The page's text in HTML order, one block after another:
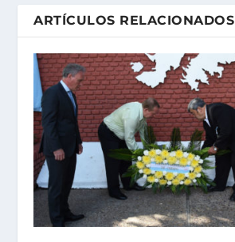
ARTÍCULOS RELACIONADOS